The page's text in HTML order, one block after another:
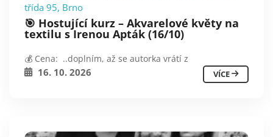
třída 95, Brno
🎯 Hostující kurz – Akvarelové květy na
textilu s Irenou Apták (16/10)
💰 Cena: ..doplním, až se autorka vrátí z
16. 10. 2026 VÍCE